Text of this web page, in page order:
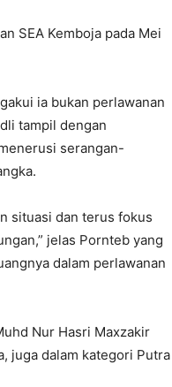
SEA Kemboja pada Mei
ia bukan perlawanan
tampil dengan
serangan-
situasi dan terus fokus
jelas Pornteb yang
dalam perlawanan
Nur Hasri Maxzakir
juga dalam kategori Putra